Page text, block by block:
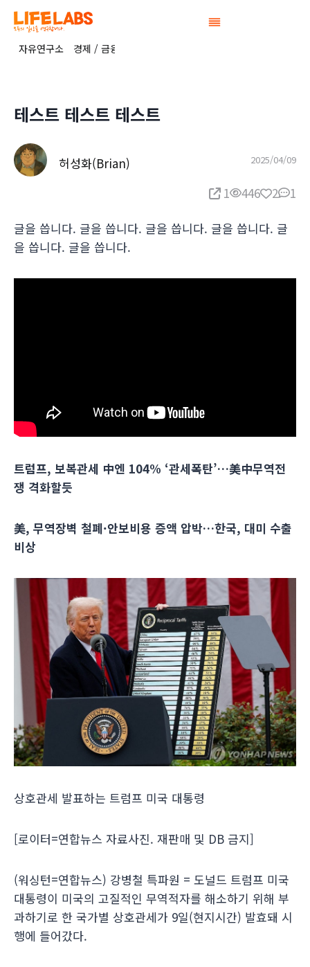
Skip
content
자유연구소 경제 / 금융 연구소
테스트 테스트 테스트
허성화(Brian) 2025/04/09
1 446 2 1
글을 씁니다. 글을 씁니다. 글을 씁니다. 글을 씁니다. 글
을 씁니다. 글을 씁니다.
트럼프, 보복관세 中엔 104% ‘관세폭탄’…美中무역전
쟁 격화할듯
美, 무역장벽 철폐·안보비용 증액 압박…한국, 대미 수출
비상
상호관세 발표하는 트럼프 미국 대통령
[로이터=연합뉴스 자료사진. 재판매 및 DB 금지]
(워싱턴=연합뉴스) 강병철 특파원 = 도널드 트럼프 미국
대통령이 미국의 고질적인 무역적자를 해소하기 위해 부
과하기로 한 국가별 상호관세가 9일(현지시간) 발효돼 시
행에 들어갔다.